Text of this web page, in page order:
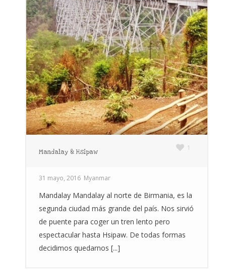
Mandalay & Hsipaw 1
31 mayo, 2016 Myanmar
Mandalay Mandalay al norte de Birmania, es la
segunda ciudad más grande del país. Nos sirvió
de puente para coger un tren lento pero
espectacular hasta Hsipaw. De todas formas
decidimos quedarnos [...]